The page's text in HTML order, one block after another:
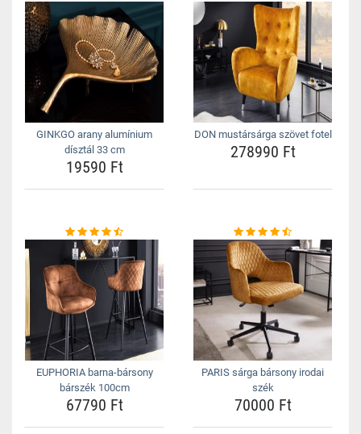
GINKGO arany alumínium
dísztál 33 cm
19590 Ft
DON mustársárga szövet fotel
278990 Ft
EUPHORIA barna-bársony
bárszék 100cm
67790 Ft
PARIS sárga bársony irodai
szék
70000 Ft